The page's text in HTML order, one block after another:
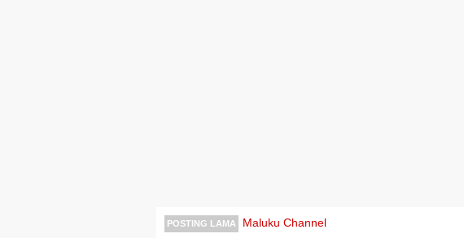
POSTING LAMA Maluku Channel